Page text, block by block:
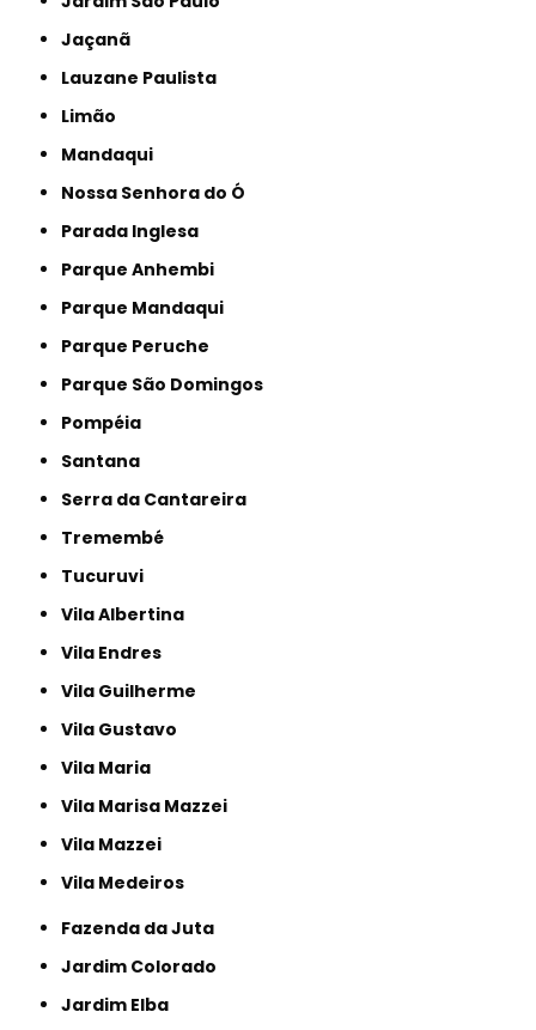
Jaçanã
Lauzane Paulista
Limão
Mandaqui
Nossa Senhora do Ó
Parada Inglesa
Parque Anhembi
Parque Mandaqui
Parque Peruche
Parque São Domingos
Pompéia
Santana
Serra da Cantareira
Tremembé
Tucuruvi
Vila Albertina
Vila Endres
Vila Guilherme
Vila Gustavo
Vila Maria
Vila Marisa Mazzei
Vila Mazzei
Vila Medeiros
Fazenda da Juta
Jardim Colorado
Jardim Elba